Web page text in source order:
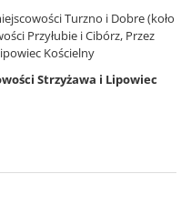
Turzno i Dobre (koło
Przyłubie i Cibórz, Przez
Kościelny
Strzyżawa i Lipowiec